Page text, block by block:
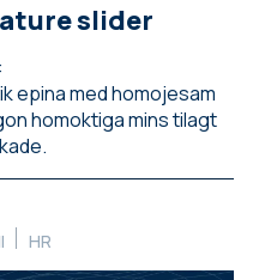
slider
epina med homojesam
homoktiga mins tilagt
HR